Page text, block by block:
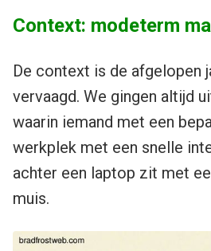
Context: modeterm
De context is de afgelopen
vervaagd. We gingen altijd
waarin iemand met een
werkplek met een snelle
achter een laptop zit met
muis.